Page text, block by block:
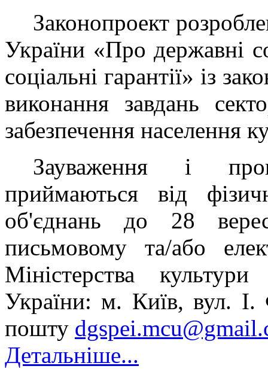
Законопроект
України «Про державні
соціальні гарантії» із
виконання завдань
забезпечення населення
Зауваження і
приймаються від
об'єднань до 28
письмовому та/або
Міністерства
України: м. Київ, вул.
пошту
Детальніше...